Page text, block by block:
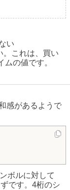
い
。これは、買い
の値です。
感があるようで
ボルに対して
です。4桁のシ